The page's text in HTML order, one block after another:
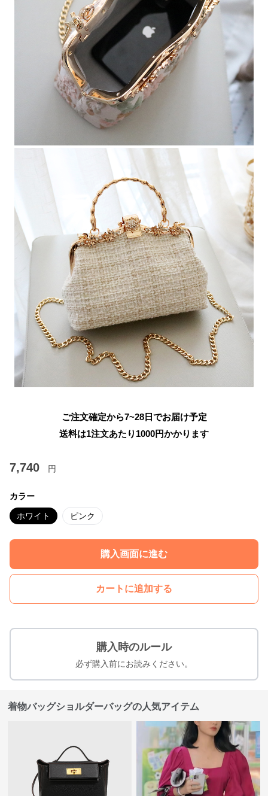
ご注文確定から7~28日でお届け予定
送料は1注文あたり 1000円かかります
7,740 円
カラー
ホワイト ピンク
購入画面に進む
カートに追加する
購入時のルール
必ず購入前にお読みください。
着物バッグショルダーバッグの人気アイテム